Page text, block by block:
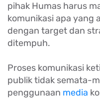
pihak Humas harus
komunikasi apa yang
dengan target dan
ditempuh.
Proses komunikasi
publik tidak semata-
penggunaan media